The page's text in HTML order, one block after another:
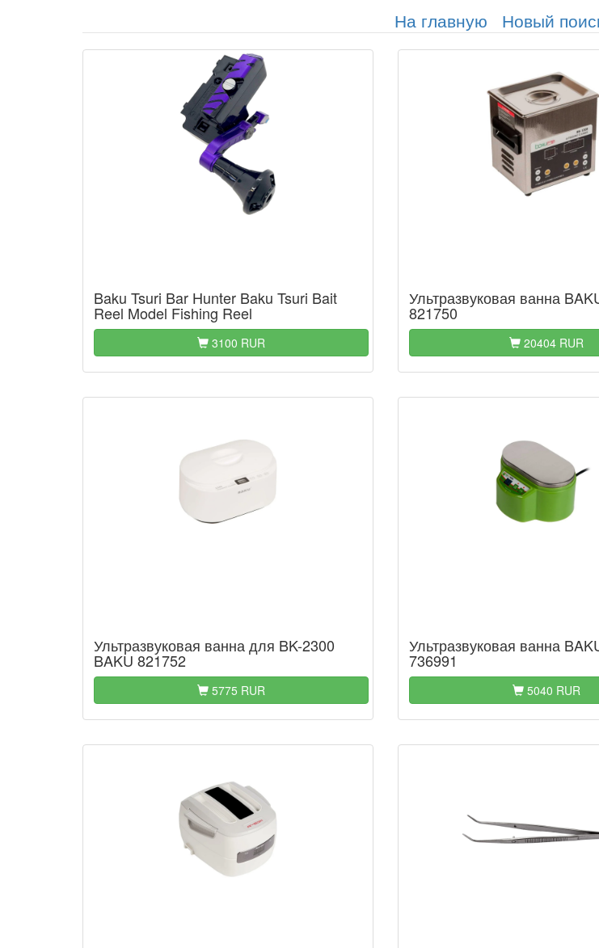
На главную Новый
Baku Tsuri Bar Hunter Baku Tsuri Bait
Reel Model Fishing Reel
3100 RUR
Ультразвуковая ванна
821750
20404 RUR
Ультразвуковая ванна для BK-2300
BAKU 821752
5775 RUR
Ультразвуковая ванна
736991
5040 RUR